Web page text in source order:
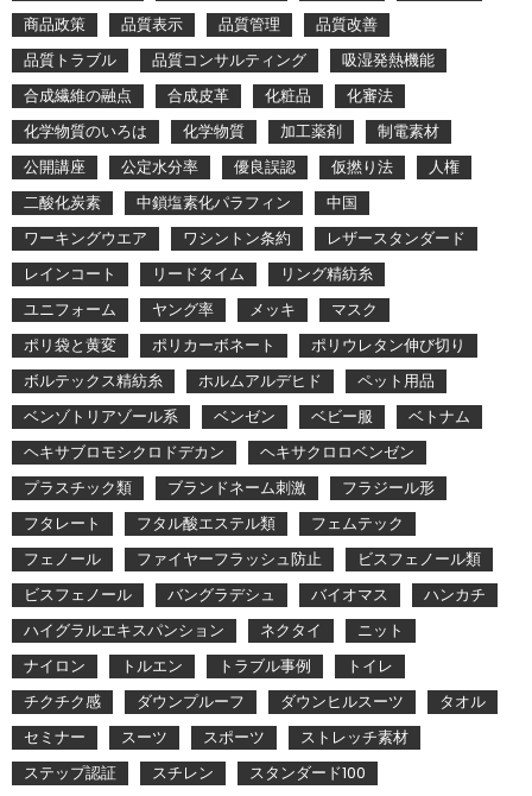
商品政策
品質表示 品質管理
品質改善
品質トラブル
品質コンサルティング
吸湿発熱機能
合成繊維の融点
合成皮革 化粧品
化審法
化学物質のいろは
化学物質 加工薬剤
制電素材
公開講座
公定水分率 優良誤認 仮撚り法
人権
二酸化炭素
中鎖塩素化パラフィン
中国
ワーキングウエア
ワシントン条約
レザースタンダード
レインコート
リードタイム
リング精紡糸
ユニフォーム
ヤング率 メッキ
マスク
ポリ袋と黄変
ポリカーボネート
ポリウレタン伸び切り
ボルテックス精紡糸
ホルムアルデヒド
ペット用品
ベンゾトリアゾール系
ベンゼン ベビー服
ベトナム
ヘキサブロモシクロドデカン
ヘキサクロロベンゼン
プラスチック類
ブランドネーム刺激
フラジール形
フタレート
フタル酸エステル類
フェムテック
フェノール
ファイヤーフラッシュ防止
ビスフェノール類
ビスフェノール
バングラデシュ バイオマス
ハンカチ
ハイグラルエキスパンション
ネクタイ
ニット
ナイロン
トルエン トラブル事例
トイレ
チクチク感
ダウンプルーフ ダウンヒルスーツ
タオル
セミナー
スーツ スポーツ
ストレッチ素材
ステップ認証
スチレン
スタンダード100